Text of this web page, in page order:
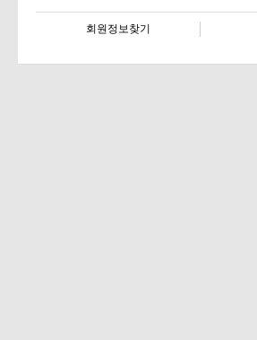
회원정보찾기